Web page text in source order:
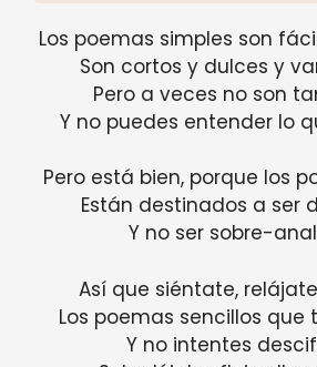
Los poemas simples son
Son cortos y dulces y
Pero a veces no son
Y no puedes entender lo
Pero está bien, porque los
Están destinados a ser
Y no ser sobre-
Así que siéntate,
Los poemas sencillos que
Y no intentes